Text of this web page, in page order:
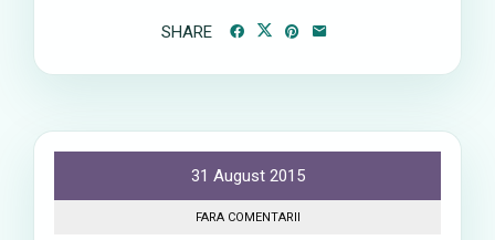
SHARE
31 August 2015
FARA COMENTARII